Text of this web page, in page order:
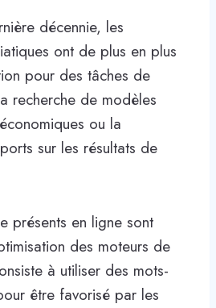
décennie, les
ont de plus en plus
pour des tâches de
recherche de modèles
ou la
sur les résultats de
présents en ligne sont
des moteurs de
à utiliser des mots-
être favorisé par les